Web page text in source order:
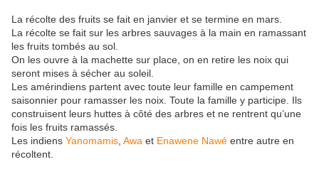
La récolte des fruits se fait en janvier et se termine en mars.
La récolte se fait sur les arbres sauvages à la main en ramassant
les fruits tombés au sol.
On les ouvre à la machette sur place, on en retire les noix qui
seront mises à sécher au soleil.
Les amérindiens partent avec toute leur famille en campement
saisonnier pour ramasser les noix. Toute la famille y participe. Ils
construisent leurs huttes à côté des arbres et ne rentrent qu’une
fois les fruits ramassés.
Les indiens Yanomamis Awa et Enawene Nawé entre autre en
récoltent.